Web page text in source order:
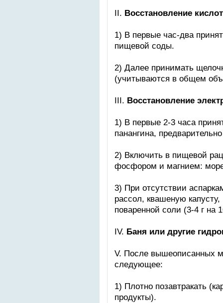
II. Восстановление
1) В первые час-два
пищевой соды.
2) Далее принимать
(учитываются в общем
III. Восстановление
1) В первые 2-3 часа
панангина,
2) Включить в пищевой
фосфором и магнием:
3) При отсутствии
рассол, квашеную
поваренной соли (3-4 г на
IV. Баня или другие
V. После вышеописанных
следующее:
1) Плотно позавтракать
продукты).